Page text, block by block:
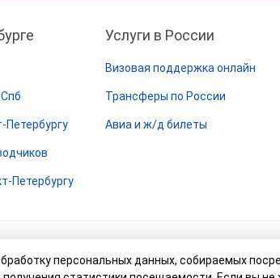
Петербургу
Петербургу
Услуги в России
Визовая поддержка онлайн
Трансферы по России
Авиа и ж/д билеты
2003-2026
персональных данных, собираемых